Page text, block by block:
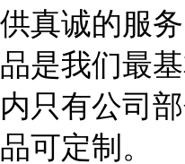
供真诚的服
品是我们最
内只有公司
品可定制。